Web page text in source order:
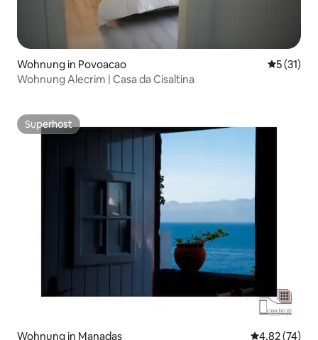
Wohnung in Povoacao
5 (31)
Wohnung Alecrim | Casa da Cisaltina
Superhost
Superhost
Wohnung in Manadas 4,82 (74)